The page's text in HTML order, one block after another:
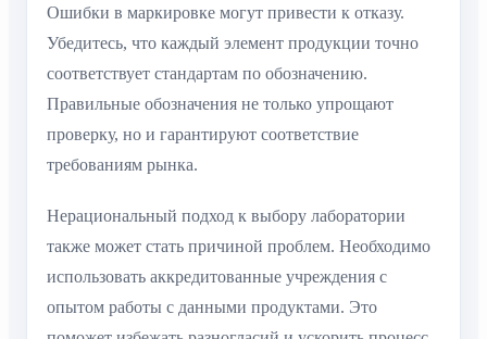
Ошибки в маркировке могут привести к отказу.
Убедитесь, что каждый элемент продукции точно
соответствует стандартам по обозначению.
Правильные обозначения не только упрощают
проверку, но и гарантируют соответствие
требованиям рынка.
Нерациональный подход к выбору лаборатории
также может стать причиной проблем. Необходимо
использовать аккредитованные учреждения с
опытом работы с данными продуктами. Это